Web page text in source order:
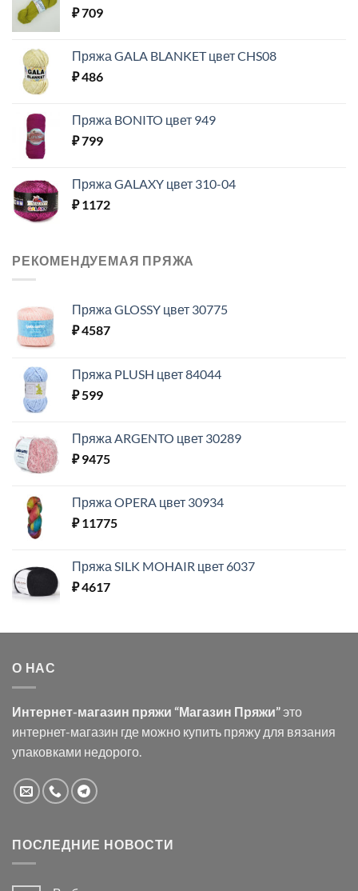
₽709
Пряжа GALA BLANKET цвет CHS08
₽486
Пряжа BONITO цвет 949
₽799
Пряжа GALAXY цвет 310-04
₽1172
РЕКОМЕНДУЕМАЯ ПРЯЖА
Пряжа GLOSSY цвет 30775
₽4587
Пряжа PLUSH цвет 84044
₽599
Пряжа ARGENTO цвет 30289
₽9475
Пряжа OPERA цвет 30934
₽11775
Пряжа SILK MOHAIR цвет 6037
₽4617
О НАС
Интернет-магазин пряжи “Магазин Пряжи”это
интернет-магазин где можно купить пряжу для вязания
упаковками недорого.
ПОСЛЕДНИЕ НОВОСТИ